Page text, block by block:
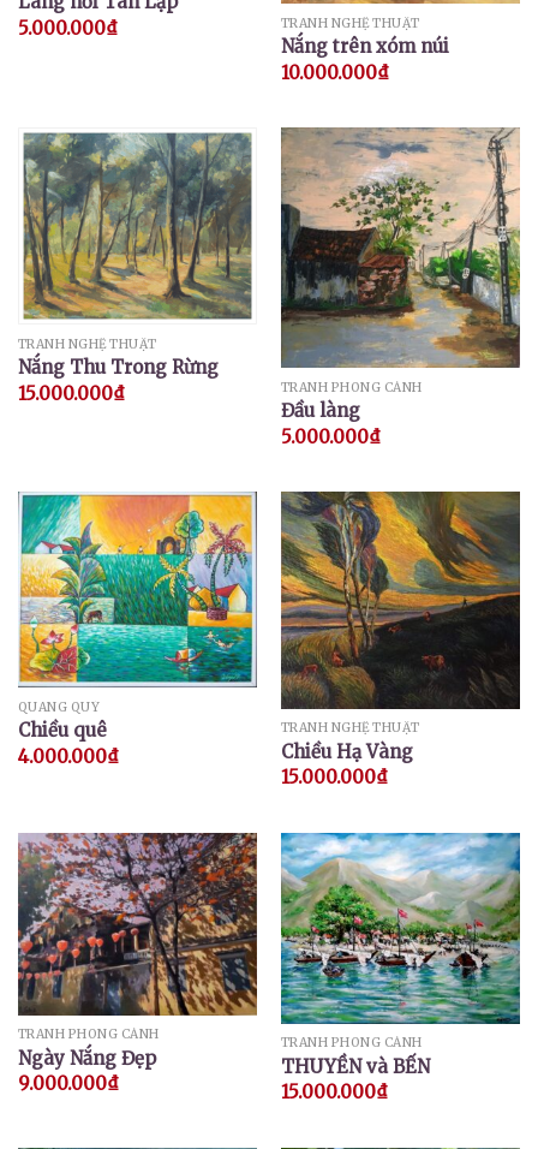
5.000.000₫ TRANH NGHỆ THUẬT
Nắng trên xóm núi
10.000.000₫
TRANH NGHỆ THUẬT
Nắng Thu Trong Rừng
15.000.000₫ TRANH PHONG CẢNH
Đầu làng
5.000.000₫
QUANG QUÝ
Chiều quê
4.000.000₫
TRANH NGHỆ THUẬT
Chiều Hạ Vàng
15.000.000₫
TRANH PHONG CẢNH
Ngày Nắng Đẹp
9.000.000₫
TRANH PHONG CẢNH
THUYỀN và BẾN
15.000.000₫